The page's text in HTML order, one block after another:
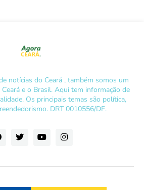
notícias do Ceará , também somos um
e o Brasil. Aqui tem informação de
Os principais temas são política,
DRT 0010556/DF.